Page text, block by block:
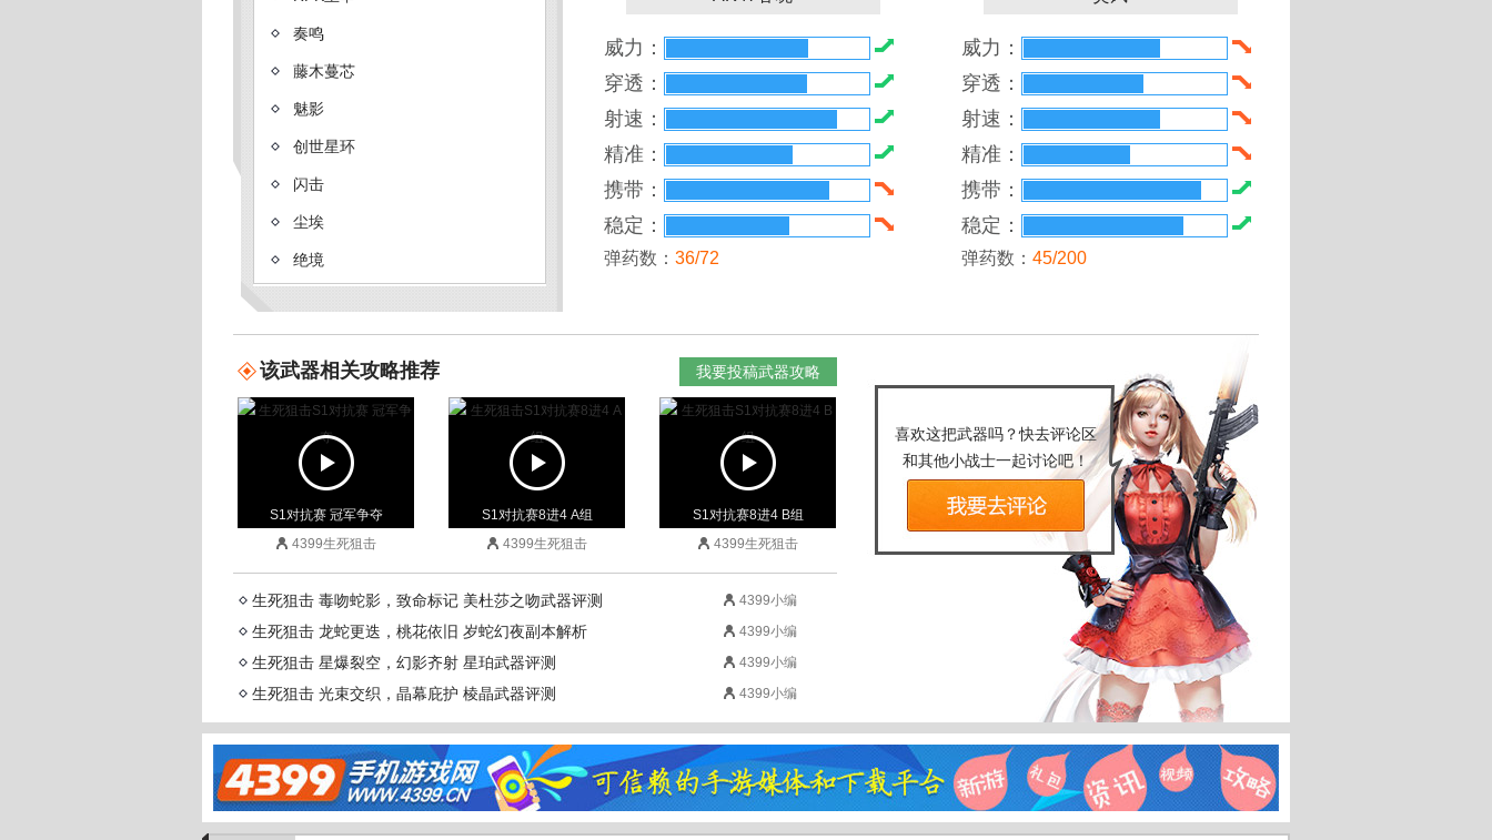
生死狙击AK47春
奏鸣
藤木蔓芯
魅影
创世星环
闪击
尘埃
绝境
神谕
弧光
黑炎
AK47主宰
核子裂变
迷你派拉
终末之弩
不灭星核
子龙
尘羽
蛮牙
碎星·终焉
威力：
穿透：
射速：
精准：
携带：
稳定：
弹药数： 36/72
威力：
穿透：
射速：
精准：
携带：
稳定：
弹药数： 45/200
我要投稿武器攻略
该武器相关攻略推荐
喜欢这把武器吗？快去评论区
和其他小战士一起讨论吧！
S1对抗赛 冠军争夺
4399生死狙击
S1对抗赛8进4 A组
4399生死狙击
S1对抗赛8进4 B组
4399生死狙击
S1对抗赛 冠军争夺
4399生死狙击
S1对抗赛8进4 A组
4399生死狙击
S1对抗赛8进4 B组
4399生死狙击
4399小编
生死狙击 毒吻蛇影，致命标记 美杜莎之吻武器评测
4399小编
生死狙击 龙蛇更迭，桃花依旧 岁蛇幻夜副本解析
4399小编
生死狙击 星爆裂空，幻影齐射 星珀武器评测
4399小编
生死狙击 光束交织，晶幕庇护 棱晶武器评测